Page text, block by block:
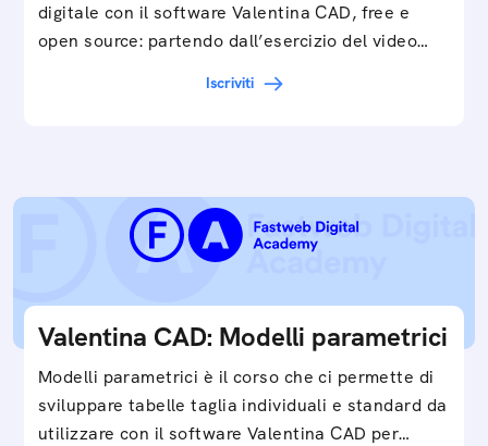
digitale con il software Valentina CAD, free e
open source: partendo dall’esercizio del video…
Iscriviti
Valentina CAD: Modelli parametrici
Modelli parametrici è il corso che ci permette di
sviluppare tabelle taglia individuali e standard da
utilizzare con il software Valentina CAD per…